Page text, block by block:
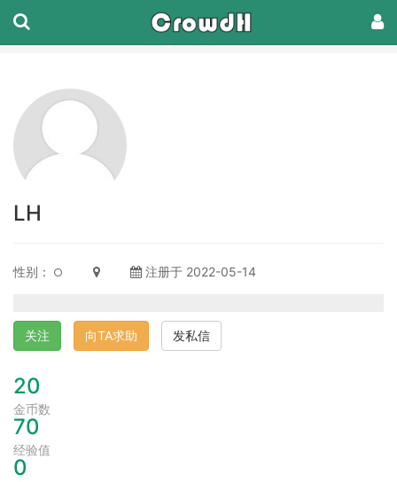
LH
性别： 注册于 2022-05-14
关注 向TA求助 发私信
20
金币数
70
经验值
0